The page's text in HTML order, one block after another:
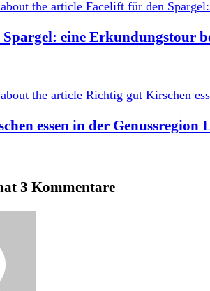
eine Erkundungstour
essen in der Genussregion
3 Kommentare